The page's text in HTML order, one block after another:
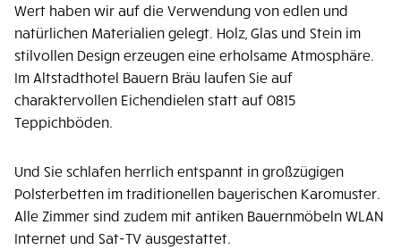
Wert haben wir auf die Verwendung von edlen und
natürlichen Materialien gelegt. Holz, Glas und Stein im
stilvollen Design erzeugen eine erholsame Atmosphäre.
Im Altstadthotel Bauern Bräu laufen Sie auf
charaktervollen Eichendielen statt auf 0815
Teppichböden.
Und Sie schlafen herrlich entspannt in großzügigen
Polsterbetten im traditionellen bayerischen Karomuster.
Alle Zimmer sind zudem mit antiken Bauernmöbeln WLAN
Internet und Sat-TV ausgestattet.